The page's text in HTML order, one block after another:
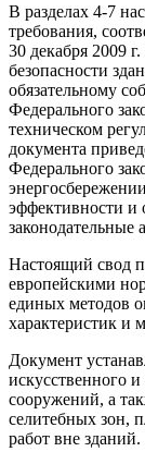
В разделах 4-7
требования,
30 декабря 2009
безопасности
обязательному
Федерального
техническом
документа
Федерального
эффективности и
Настоящий свод
европейскими
единых методов
характеристик и
Документ
искусственного
сооружений, а
селитебных зон,
работ вне зданий.